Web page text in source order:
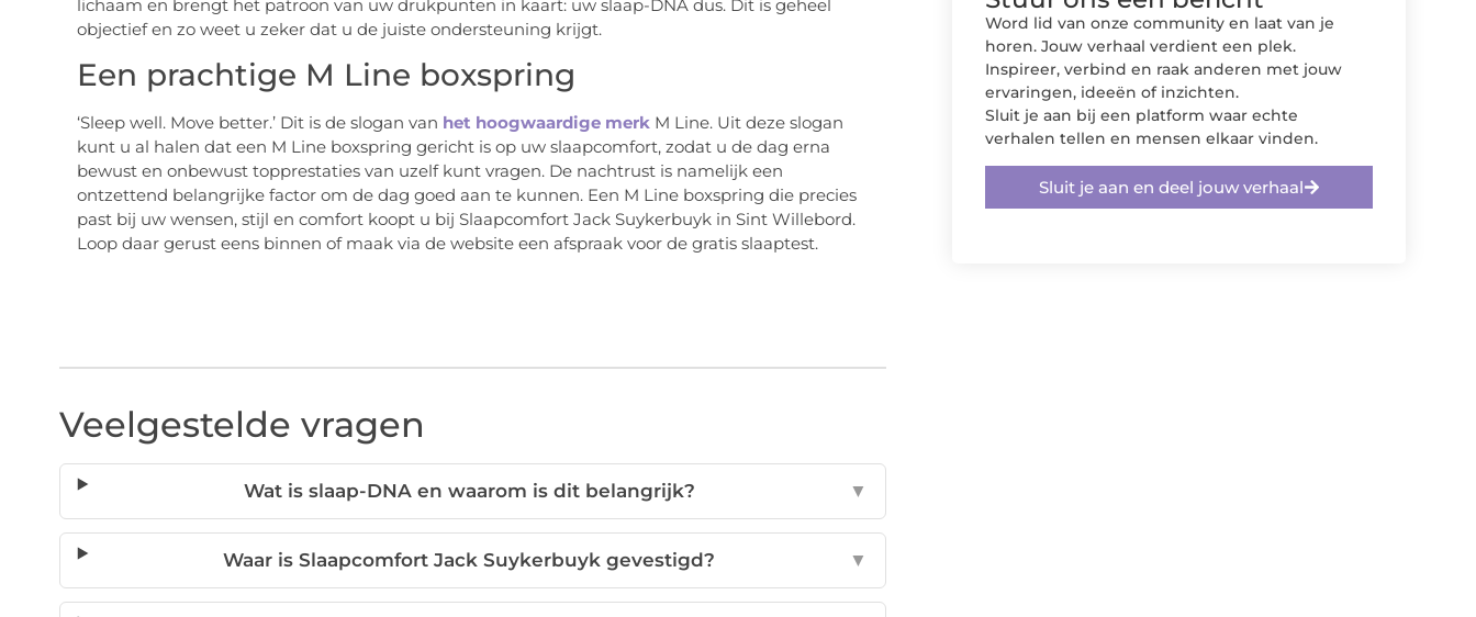
lichaam en brengt het patroon van uw drukpunten in kaart: uw slaap-DNA dus. Dit is geheel
objectief en zo weet u zeker dat u de juiste ondersteuning krijgt.
Een prachtige M Line boxspring
‘Sleep well. Move better.’ Dit is de slogan van het hoogwaardige merkM Line. Uit deze slogan
kunt u al halen dat een M Line boxspring gericht is op uw slaapcomfort, zodat u de dag erna
bewust en onbewust topprestaties van uzelf kunt vragen. De nachtrust is namelijk een
ontzettend belangrijke factor om de dag goed aan te kunnen. Een M Line boxspring die precies
past bij uw wensen, stijl en comfort koopt u bij Slaapcomfort Jack Suykerbuyk in Sint Willebord.
Loop daar gerust eens binnen of maak via de website een afspraak voor de gratis slaaptest.
Veelgestelde vragen
Wat is slaap-DNA en waarom is dit belangrijk? ▼
Waar is Slaapcomfort Jack Suykerbuyk gevestigd? ▼
Word lid van onze community en laat van je
horen. Jouw verhaal verdient een plek.
Inspireer, verbind en raak anderen met jouw
ervaringen, ideeën of inzichten.
Sluit je aan bij een platform waar echte
verhalen tellen en mensen elkaar vinden.
Sluit je aan en deel jouw verhaal